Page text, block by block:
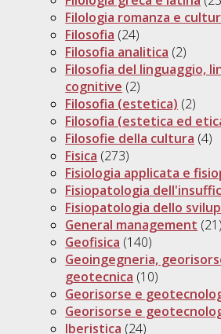
Filologia romanza e
Filosofia (24)
Filosofia analitica (2)
Filosofia del linguaggio,
cognitive (2)
Filosofia (estetica) (2)
Filosofia (estetica ed
Filosofie della cultura (4)
Fisica (273)
Fisiologia applicata e
Fisiopatologia
Fisiopatologia dello
General management (21)
Geofisica (140)
Geoingegneria,
geotecnica (10)
Georisorse e
Georisorse e
Iberistica (24)